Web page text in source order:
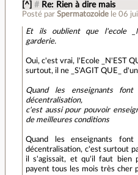
[^] # Re: Rien à dire mais
Posté parSpermatozoide le 06
Et ils oublient que l'ecole
garderie.
Oui, c'est vrai, l'Ecole _N'EST
surtout, il ne _S'AGIT QUE_
Quand les enseignants
décentralisation,
c'est aussi pour pouvoir
de meilleures conditions
Quand les enseignants
décentralisation, c'est surtout
il s'agissait, et qu'il faut bien
payent tous les mois très cher